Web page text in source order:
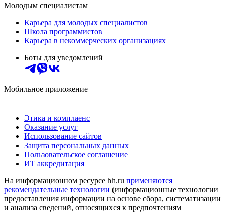
Молодым специалистам
Карьера для молодых специалистов
Школа программистов
Карьера в некоммерческих организациях
Боты для уведомлений
Мобильное приложение
Этика и комплаенс
Оказание услуг
Использование сайтов
Защита персональных данных
Пользовательское соглашение
ИТ аккредитация
На информационном ресурсе hh.ru применяются
рекомендательные технологии (информационные технологии
предоставления информации на основе сбора, систематизации
и анализа сведений, относящихся к предпочтениям